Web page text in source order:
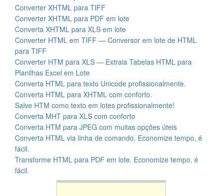
Converter XHTML para TIFF
Converter XHTML para PDF em lote
Converta XHTML para XLS em lote
Converter HTML em TIFF — Conversor em lote de HTML
para TIFF
Converter HTM para XLS — Extraia Tabelas HTML para
Planilhas Excel em Lote
Converta HTML para texto Unicode profissionalmente.
Converta HTML para XHTML com conforto.
Salve HTM como texto em lotes profissionalmente!
Converta MHT para XLS com conforto
Converta HTM para JPEG com muitas opções úteis
Converta HTML via linha de comando. Economize tempo, é
fácil.
Transforme HTML para PDF em lote. Economize tempo, é
fácil.